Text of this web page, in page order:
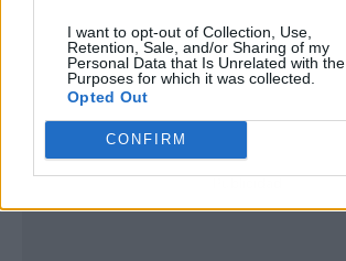
I want to opt-out of Collection, Use,
Retention, Sale, and/or Sharing of my
Personal Data that Is Unrelated with the
Purposes for which it was collected.
Opted Out
CONFIRM